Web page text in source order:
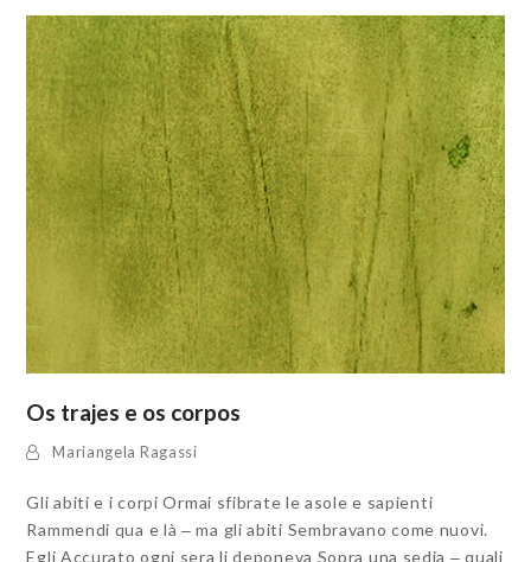
Os trajes e os corpos
Mariangela Ragassi
Gli abiti e i corpi Ormai sfibrate le asole e sapienti
Rammendi qua e là ‒ ma gli abiti Sembravano come nuovi.
Egli Accurato ogni sera li deponeva Sopra una sedia ‒ quali